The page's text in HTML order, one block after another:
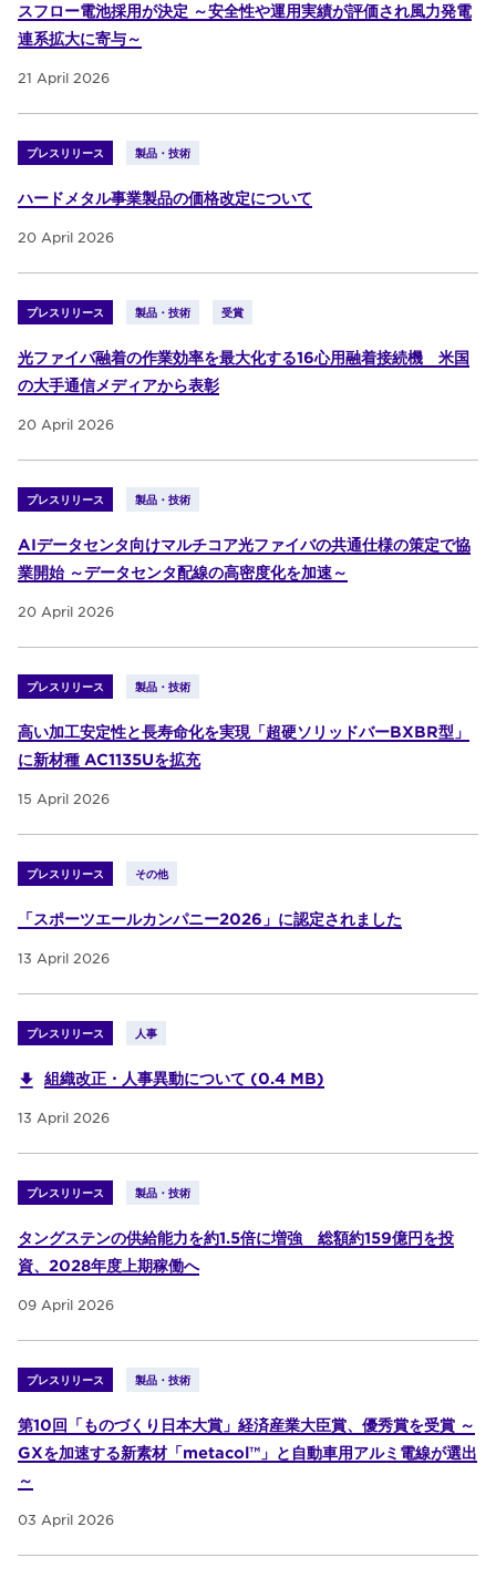
スフロー電池採用が決定 ～安全性や運用実績が評価され風力発電
連系拡大に寄与～
21 April 2026
プレスリリース 製品・技術
ハードメタル事業製品の価格改定について
20 April 2026
プレスリリース 製品・技術 受賞
光ファイバ融着の作業効率を最大化する16心用融着接続機 米国
の大手通信メディアから表彰
20 April 2026
プレスリリース 製品・技術
AIデータセンタ向けマルチコア光ファイバの共通仕様の策定で協
業開始 ～データセンタ配線の高密度化を加速～
20 April 2026
プレスリリース 製品・技術
高い加工安定性と長寿命化を実現「超硬ソリッドバーBXBR型」
に新材種 AC1135Uを拡充
15 April 2026
プレスリリース その他
「スポーツエールカンパニー2026」に認定されました
13 April 2026
プレスリリース 人事
組織改正・人事異動について (0.4 MB)
13 April 2026
プレスリリース 製品・技術
タングステンの供給能力を約1.5倍に増強 総額約159億円を投
資、2028年度上期稼働へ
09 April 2026
プレスリリース 製品・技術
第10回「ものづくり日本大賞」経済産業大臣賞、優秀賞を受賞 ～
GXを加速する新素材「metacol™」と自動車用アルミ電線が選出
～
03 April 2026